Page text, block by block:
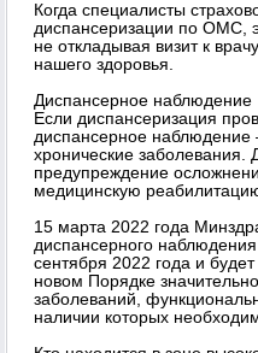
Когда специалисты
диспансеризации по ОМС,
не откладывая визит к
нашего здоровья.
Диспансерное наблюдение
Если диспансеризация
диспансерное наблюдение
хронические
предупреждение
медицинскую
15 марта 2022 года
диспансерного
сентября 2022 года и
новом Порядке
заболеваний,
наличии которых